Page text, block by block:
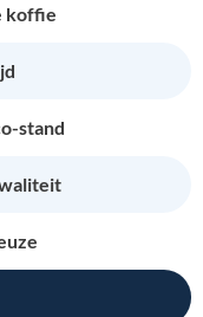
koffie
stand